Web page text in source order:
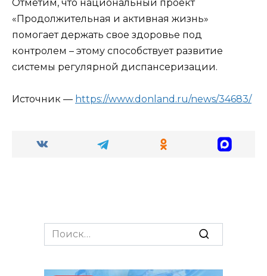
Отметим, что национальный проект
«Продолжительная и активная жизнь»
помогает держать свое здоровье под
контролем – этому способствует развитие
системы регулярной диспансеризации.
Источник — https://www.donland.ru/news/34683/
Search
for: